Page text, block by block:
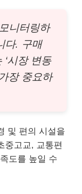
니터링하
다. 구매
시장 변동
장 중요하
및 편의 시설을
중고교, 교통편
도를 높일 수